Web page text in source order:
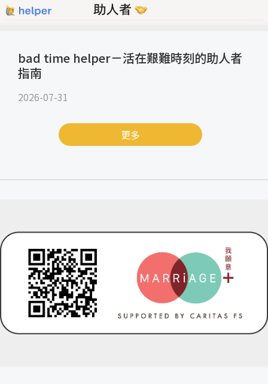
bad time helper－活在艱難時刻的助人者
指南
2026-07-31
更多